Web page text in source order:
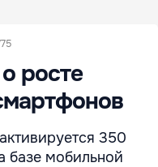
росте
350
базе мобильной